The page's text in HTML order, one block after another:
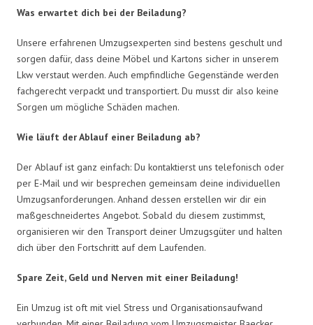
Was erwartet dich bei der Beiladung?
Unsere erfahrenen Umzugsexperten sind bestens geschult und
sorgen dafür, dass deine Möbel und Kartons sicher in unserem
Lkw verstaut werden. Auch empfindliche Gegenstände werden
fachgerecht verpackt und transportiert. Du musst dir also keine
Sorgen um mögliche Schäden machen.
Wie läuft der Ablauf einer Beiladung ab?
Der Ablauf ist ganz einfach: Du kontaktierst uns telefonisch oder
per E-Mail und wir besprechen gemeinsam deine individuellen
Umzugsanforderungen. Anhand dessen erstellen wir dir ein
maßgeschneidertes Angebot. Sobald du diesem zustimmst,
organisieren wir den Transport deiner Umzugsgüter und halten
dich über den Fortschritt auf dem Laufenden.
Spare Zeit, Geld und Nerven mit einer Beiladung!
Ein Umzug ist oft mit viel Stress und Organisationsaufwand